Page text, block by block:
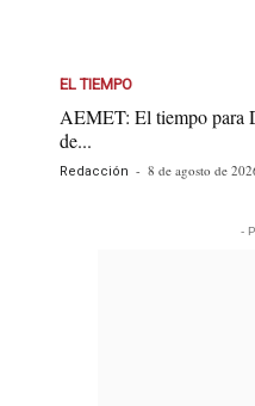
EL TIEMPO
AEMET: El tiempo para
de...
Redacción - 8 de agosto de
-